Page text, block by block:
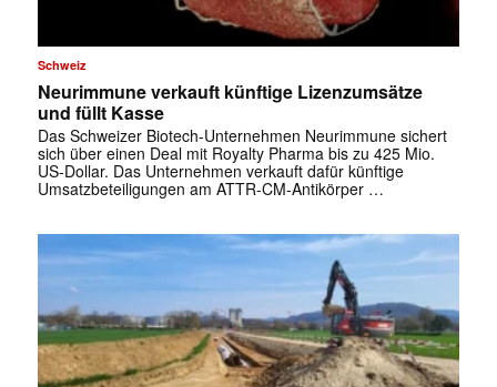
Schweiz
Neurimmune verkauft künftige Lizenzumsätze
und füllt Kasse
Das Schweizer Biotech-Unternehmen Neurimmune sichert
sich über einen Deal mit Royalty Pharma bis zu 425 Mio.
US-Dollar. Das Unternehmen verkauft dafür künftige
Umsatzbeteiligungen am ATTR-CM-Antikörper …